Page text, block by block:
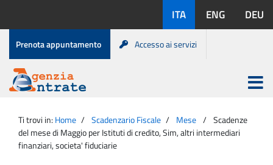
contenuto
disponibili:
ITA ENG DEU
Menu
di
servizio
Prenota appuntamento Accesso ai servizi
Agenzia
Entrate
Apri
menu
principale
Ti trovi in: Home Scadenzario Fiscale Mese
Scadenze
del mese di Maggio per Istituti di credito, Sim, altri intermediari
finanziari, societa' fiduciarie